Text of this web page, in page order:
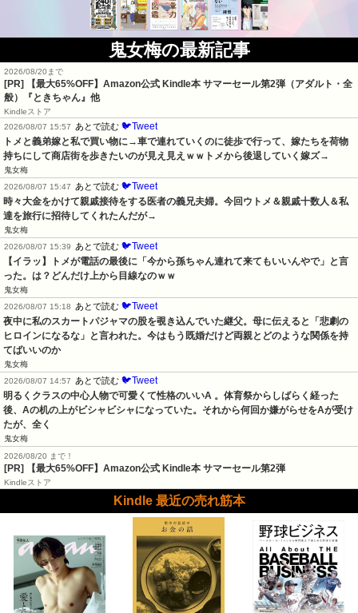
鬼女梅の最新記事
2026/08/20まで
[PR]
【最大65%OFF】Amazon公式 Kindle本 サマーセール第2弾（アダルト・全
般）『ときちゃん』他
Kindleストア
2026/08/07 15:57
あとで読む 🐦Tweet
トメと義弟嫁と私で買い物に→車で連れていくのに徒歩で行って、嫁たちを荷物
持ちにして商店街を歩きたいのが見え見えｗｗトメから後退していく嫁ズ→
鬼女梅
2026/08/07 15:47
あとで読む 🐦Tweet
時々大金をかけて親戚接待をする医者の義兄夫婦。今回ウトメ＆親戚十数人＆私
達を旅行に招待してくれたんだが→
鬼女梅
2026/08/07 15:39
あとで読む 🐦Tweet
【イラッ】トメが電話の最後に「今から孫ちゃん連れて来てもいいんやで」と言
った。は？どんだけ上から目線なのｗｗ
鬼女梅
2026/08/07 15:18
あとで読む 🐦Tweet
夜中に私のスカートパジャマの股を覗き込んでいた継父。母に伝えると「悲劇の
ヒロインになるな」と言われた。今はもう既婚だけど両親とどのような関係を持
てばいいのか
鬼女梅
2026/08/07 14:57
あとで読む 🐦Tweet
明るくクラスの中心人物で可愛くて性格のいいA 。体育祭からしばらく経った
後、Aの机の上がビシャビシャになっていた。それから何回か嫌がらせをAが受け
たが、全く
鬼女梅
2026/08/20 まで！
[PR] 【最大65%OFF】Amazon公式 Kindle本 サマーセール第2弾
Kindleストア
Kindle 最近の売れ筋本